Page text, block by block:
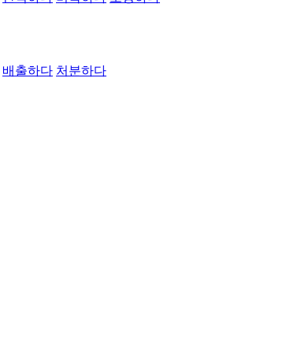
배출하다 처분하다